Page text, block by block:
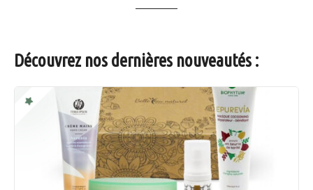
Découvrez nos dernières nouveautés :